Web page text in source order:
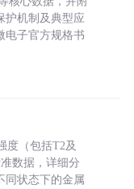
护机制及典型应
电子官方规格书
度（包括T2及
数据，详细分
同状态下的金属